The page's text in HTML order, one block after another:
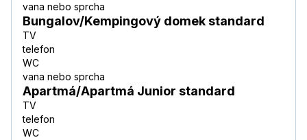
vana nebo sprcha
Bungalov/Kempingový domek standard
TV
telefon
WC
vana nebo sprcha
Apartmá/Apartmá Junior standard
TV
telefon
WC